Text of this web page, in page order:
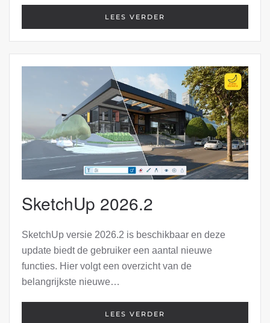
LEES VERDER
SketchUp 2026.2
SketchUp versie 2026.2 is beschikbaar en deze
update biedt de gebruiker een aantal nieuwe
functies. Hier volgt een overzicht van de
belangrijkste nieuwe…
LEES VERDER